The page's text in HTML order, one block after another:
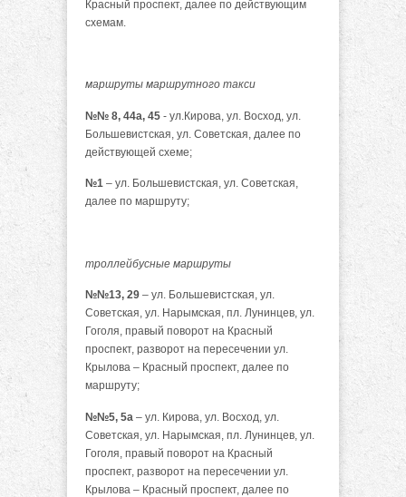
Красный проспект, далее по действующим
схемам.
маршруты маршрутного такси
№№ 8, 44а, 45 - ул.Кирова, ул. Восход, ул.
Большевистская, ул. Советская, далее по
действующей схеме;
№1 – ул. Большевистская, ул. Советская,
далее по маршруту;
троллейбусные маршруты
№№13, 29 – ул. Большевистская, ул.
Советская, ул. Нарымская, пл. Лунинцев, ул.
Гоголя, правый поворот на Красный
проспект, разворот на пересечении ул.
Крылова – Красный проспект, далее по
маршруту;
№№5, 5а – ул. Кирова, ул. Восход, ул.
Советская, ул. Нарымская, пл. Лунинцев, ул.
Гоголя, правый поворот на Красный
проспект, разворот на пересечении ул.
Крылова – Красный проспект, далее по